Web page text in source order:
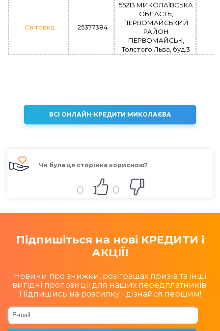
Світовид 25377384
55213 МИКОЛАЇВСЬКА
ОБЛАСТЬ,
ПЕРВОМАЙСЬКИЙ
РАЙОН
ПЕРВОМАЙСЬК,
Толстого Льва, буд.3
ВСІ ОНЛАЙН-КРЕДИТИ МИКОЛАЄВА
Чи була ця сторінка корисною?
0 0
Підпишіться на нові КРЕДИТИ і
АКЦІЇ!
Новини про знижки, розіграшах призів та інші
вигідні пропозиції для наших передплатників!
Підпишись на розсилку і дізнайся першим!